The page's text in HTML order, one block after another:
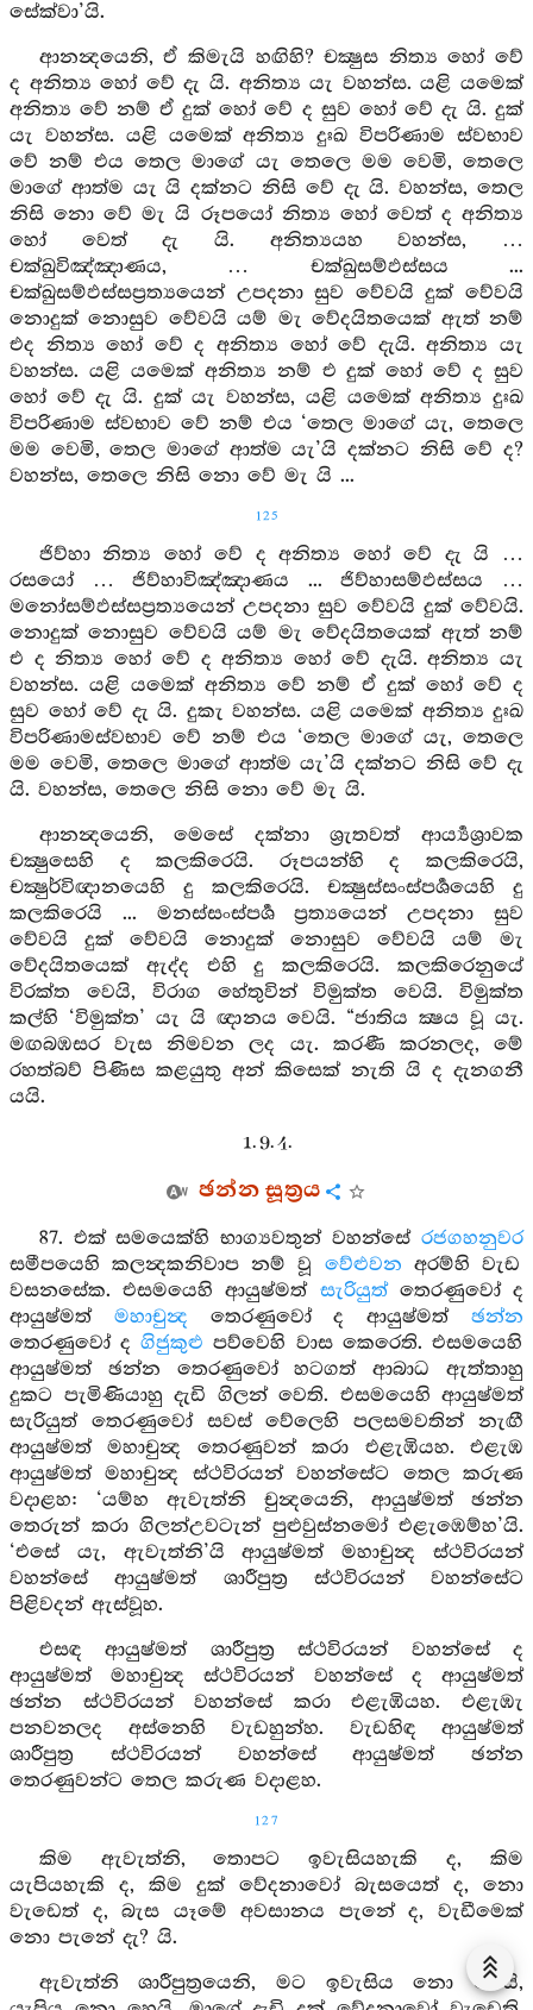
සේක්වා’යි.
ආනන්‍දයෙනි, ඒ කිමැයි හඟිහි? චක්‍ෂුස නිත්‍ය හෝ වේ
ද අනිත්‍ය හෝ වේ දැ යි. අනිත්‍ය යැ වහන්ස. යළි යමෙක්
අනිත්‍ය වේ නම් ඒ දුක් හෝ වේ ද සුව හෝ වේ දැ යි. දුක්
යැ වහන්ස. යළි යමෙක් අනිත්‍ය දුඃඛ විපරිණාම ස්වභාව
වේ නම් එය තෙල මාගේ යැ තෙලෙ මම වෙමි, තෙලෙ
මාගේ ආත්ම යැ යි දක්නට නිසි වේ දැ යි. වහන්ස, තෙල
නිසි නො වේ මැ යි රූපයෝ නිත්‍ය හෝ වෙත් ද අනිත්‍ය
හෝ වෙත් දැ යි. අනිත්‍යයහ වහන්ස, …
චක්ඛුවිඤ්ඤාණය, … චක්ඛුසම්ඵස්සය ...
චක්ඛුසම්ඵස්සප්‍රත්‍යයෙන් උපදනා සුව වේවයි දුක් වේවයි
නොදුක් නොසුව වේවයි යම් මැ වේදයිතයෙක් ඇත් නම්
එද නිත්‍ය හෝ වේ ද අනිත්‍ය හෝ වේ දැයි. අනිත්‍ය යැ
වහන්ස. යළි යමෙක් අනිත්‍ය නම් එ දුක් හෝ වේ ද සුව
හෝ වේ දැ යි. දුක් යැ වහන්ස, යළි යමෙක් අනිත්‍ය දුඃඛ
විපරිණාම ස්වභාව වේ නම් එය ‘තෙල මාගේ යැ, තෙලෙ
මම වෙමි, තෙල මාගේ ආත්ම යැ’යි දක්නට නිසි වේ ද?
වහන්ස, තෙලෙ නිසි නො වේ මැ යි ...
125
ජිව්හා නිත්‍ය හෝ වේ ද අනිත්‍ය හෝ වේ දැ යි …
රසයෝ … ජිව්හාවිඤ්ඤාණය ... ජිව්හාසම්ඵස්සය …
මනෝසම්ඵස්සප්‍රත්‍යයෙන් උපදනා සුව වේවයි දුක් වේවයි.
නොදුක් නොසුව වේවයි යම් මැ වේදයිතයෙක් ඇත් නම්
එ ද නිත්‍ය හෝ වේ ද අනිත්‍ය හෝ වේ දැයි. අනිත්‍ය යැ
වහන්ස. යළි යමෙක් අනිත්‍ය වේ නම් ඒ දුක් හෝ වේ ද
සුව හෝ වේ දැ යි. දුකැ වහන්ස. යළි යමෙක් අනිත්‍ය දුඃඛ
විපරිණාමස්වභාව වේ නම් එය ‘තෙල මාගේ යැ, තෙලෙ
මම වෙමි, තෙලෙ මාගේ ආත්ම යැ’යි දක්නට නිසි වේ දැ
යි. වහන්ස, තෙලෙ නිසි නො වේ මැ යි.
ආනන්‍දයෙනි, මෙසේ දක්නා ශ්‍රැතවත් ආර්‍ය්‍යශ්‍රාවක
චක්‍ෂුසෙහි ද කලකිරෙයි. රූපයන්හි ද කලකිරෙයි,
චක්‍ෂුර්විඥානයෙහි දු කලකිරෙයි. චක්‍ෂුස්සංස්පර්‍ශයෙහි දු
කලකිරෙයි ... මනස්සංස්පර්‍ශ ප්‍රත්‍යයෙන් උපදනා සුව
වේවයි දුක් වේවයි නොදුක් නොසුව වේවයි යම් මැ
වේදයිතයෙක් ඇද්ද එහි දු කලකිරෙයි. කලකිරෙනුයේ
විරක්ත වෙයි, විරාග හේතුවින් විමුක්ත වෙයි. විමුක්ත
කල්හි ‘විමුක්ත’ යැ යි ඥානය වෙයි. “ජාතිය ක්‍ෂය වූ යැ.
මඟබඹසර වැස නිමවන ලද යැ. කරණී කරනලද, මේ
රහත්බව් පිණිස කළයුතු අන් කිසෙක් නැති යි ද දැනගනී
යයි.
1. 9. 4.
ඡන්න සූත්‍රය
87. එක් සමයෙක්හි භාග්‍යවතුන් වහන්සේ රජගහනුවර
සමීපයෙහි කලන්‍දකනිවාප නම් වූ වේළුවන අරම්හි වැඩ
වසනසේක. එසමයෙහි ආයුෂ්මත් සැරියුත්තෙරණුවෝ ද
ආයුෂ්මත් මහාචුන්‍ද තෙරණුවෝ ද ආයුෂ්මත්ඡන්න
තෙරණුවෝ දගිජුකුළු පව්වෙහි වාස කෙරෙති. එසමයෙහි
ආයුෂ්මත් ඡන්න තෙරණුවෝ හටගත් ආබාධ ඇත්තාහු
දුකට පැමිණියාහු දැඩි ගිලන් වෙති. එසමයෙහි ආයුෂ්මත්
සැරියුත් තෙරණුවෝ සවස් වේලෙහි පලසමවතින් නැඟී
ආයුෂ්මත් මහාචුන්‍ද තෙරණුවන් කරා එළැඹියහ. එළැඹ
ආයුෂ්මත් මහාචුන්‍ද ස්ථවිරයන් වහන්සේට තෙල කරුණ
වදාළහ: ‘යම්හ ඇවැත්නි චුන්‍දයෙනි, ආයුෂ්මත් ඡන්න
තෙරුන් කරා ගිලන්උවටැන් පුළුවුස්නමෝ එළැඹෙම්හ’යි.
‘එසේ යැ, ඇවැත්නි’යි ආයුෂ්මත් මහාචුන්‍ද ස්ථවිරයන්
වහන්සේ ආයුෂ්මත් ශාරීපුත්‍ර ස්ථවිරයන් වහන්සේට
පිළිවදන් ඇස්වූහ.
එසඳ ආයුෂ්මත් ශාරීපුත්‍ර ස්ථවිරයන් වහන්සේ ද
ආයුෂ්මත් මහාචුන්‍ද ස්ථවිරයන් වහන්සේ ද ආයුෂ්මත්
ඡන්න ස්ථවිරයන් වහන්සේ කරා එළැඹියහ. එළැඹැ
පනවනලද අස්නෙහි වැඩහුන්හ. වැඩහිඳ ආයුෂ්මත්
ශාරීපුත්‍ර ස්ථවිරයන් වහන්සේ ආයුෂ්මත් ඡන්න
තෙරණුවන්ට තෙල කරුණ වදාළහ.
127
කිම ඇවැත්නි, තොපට ඉවැසියහැකි ද, කිම
යැපියහැකි ද, කිම දුක් වේදනාවෝ බැසයෙත් ද, නො
වැඩෙත් ද, බැස යෑමේ අවසානය පැනේ ද, වැඩීමෙක්
නො පැනේ දැ? යි.
ඇවැත්නි ශාරීපුත්‍රයෙනි, මට ඉවැසිය නො හෙයි,